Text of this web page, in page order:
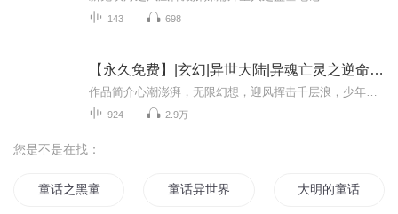
143 698
【永久免费】|玄幻|异世大陆|异魂亡灵之逆命星战
924 2.9万
您是不是在找：
童话之黑童话 童话异世界 大明的童话